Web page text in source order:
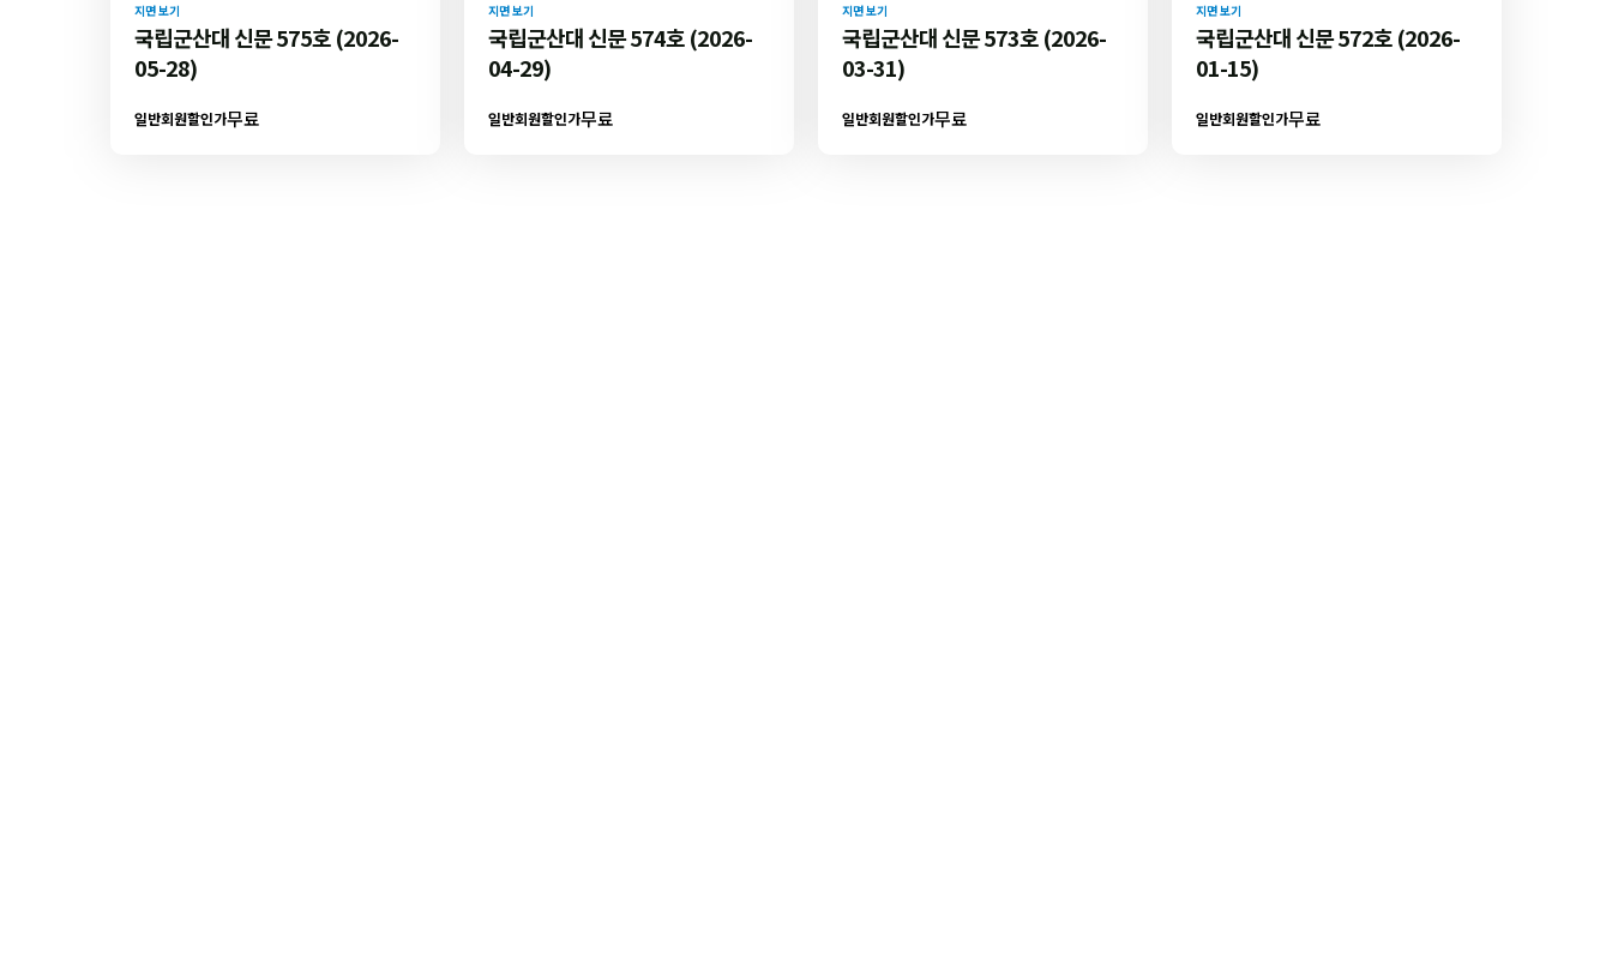
지면 보기
국립군산대 신문 575호 (2026-
05-28)
일반회원할인가무료
지면 보기
국립군산대 신문 574호 (2026-
04-29)
일반회원할인가무료
지면 보기
국립군산대 신문 573호 (2026-
03-31)
일반회원할인가무료
지면 보기
국립군산대 신문 572호 (2026-
01-15)
일반회원할인가무료